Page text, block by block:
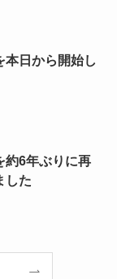
本日から開始し
約6年ぶりに再
した